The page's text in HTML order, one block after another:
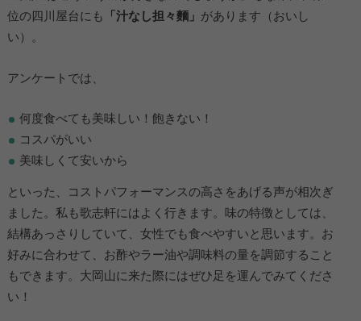
位の四川屋台にも
「汁なし担々麵」 があります（おいし
い）。
アンケートでは、
何度食べても美味しい！飽きない！
コスパがいい
美味しくて安いから
といった、コストパフォーマンスの高さをあげる声が相次ぎ
ました。私も歌志軒にはよく行きます。味の特徴としては、
結構あっさりしていて、女性でも食べやすいと思います。お
好みに合わせて、お酢やラー油や調味料の量を調節すること
もできます。大岡山に来た際にはぜひ足を運んでみてくださ
い！